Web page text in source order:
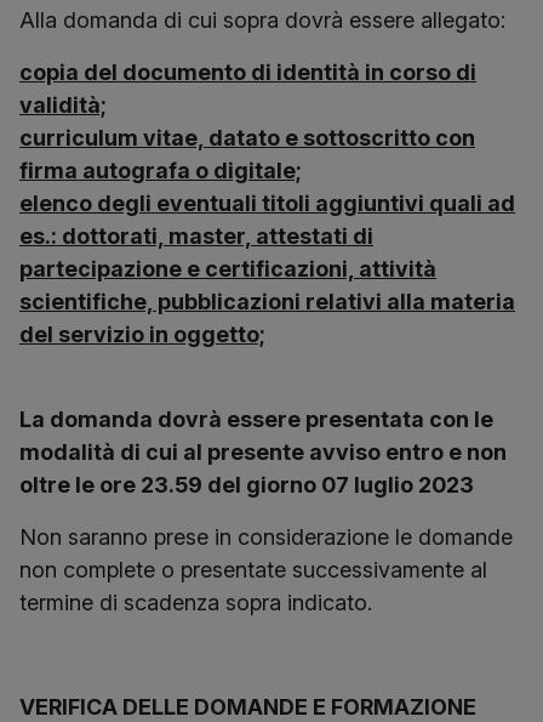
Alla domanda di cui sopra dovrà essere allegato:
copia del documento di identità in corso di
validità;
curriculum vitae, datato e sottoscritto con
firma autografa o digitale;
elenco degli eventuali titoli aggiuntivi quali ad
es.: dottorati, master, attestati di
partecipazione e certificazioni, attività
scientifiche, pubblicazioni relativi alla materia
del servizio in oggetto;
La domanda dovrà essere presentata con le
modalità di cui al presente avviso entro e non
oltre le ore 23.59 del giorno 07 luglio 2023
Non saranno prese in considerazione le domande
non complete o presentate successivamente al
termine di scadenza sopra indicato.
VERIFICA DELLE DOMANDE E FORMAZIONE